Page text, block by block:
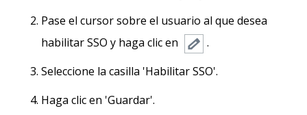
Pase el cursor sobre el usuario al que desea
habilitar SSO y haga clic en
.
Seleccione la casilla 'Habilitar SSO'.
Haga clic en 'Guardar'.